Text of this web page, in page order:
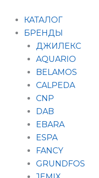
КАТАЛОГ
БРЕНДЫ
ДЖИЛЕКС
AQUARIO
BELAMOS
CALPEDA
CNP
DAB
EBARA
ESPA
FANCY
GRUNDFOS